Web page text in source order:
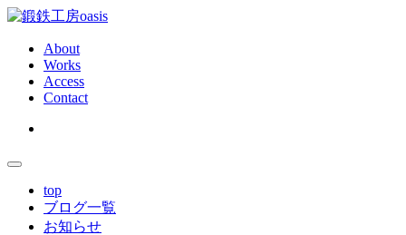
About
Works
Access
Contact
top
ブログ一覧
お知らせ